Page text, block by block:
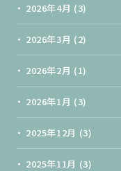
2026年4月 (3)
2026年3月 (2)
2026年2月 (1)
2026年1月 (3)
2025年12月 (3)
2025年11月 (3)